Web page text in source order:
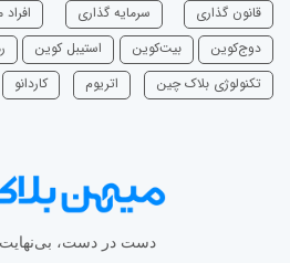
قانون گذاری سرمایه‌ گذاری
دوج‌کوین
بیت‌کوین استیبل کوین
تکنولوژی بلاک چین
اتریوم ‌کاردانو
دست در دست، بی‌نهایت